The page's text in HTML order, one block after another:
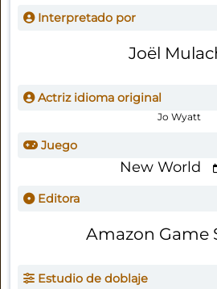
Interpretado por
Joël
Actriz idioma original
Jo Wyatt
Juego
New World
Editora
Amazon Game
Estudio de doblaje